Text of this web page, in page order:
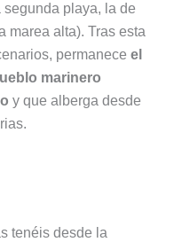
playa, la de
marea alta). Tras esta
permanece el
marinero
y que alberga desde
tenéis desde la